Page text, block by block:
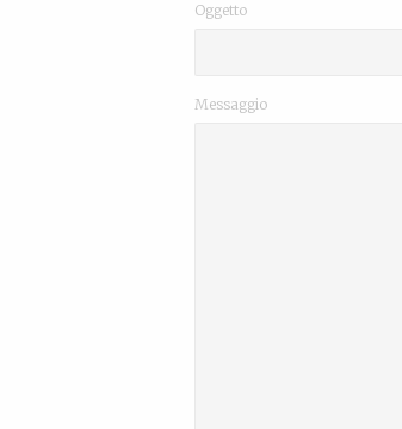
Oggetto
Messaggio